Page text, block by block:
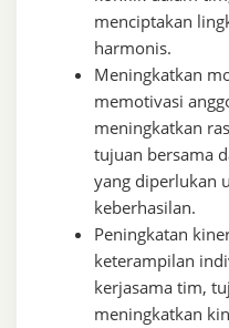
menciptakan
harmonis.
Meningkatkan
memotivasi
meningkatkan
tujuan bersama
yang diperlukan
keberhasilan.
Peningkatan
keterampilan
kerjasama tim,
meningkatkan